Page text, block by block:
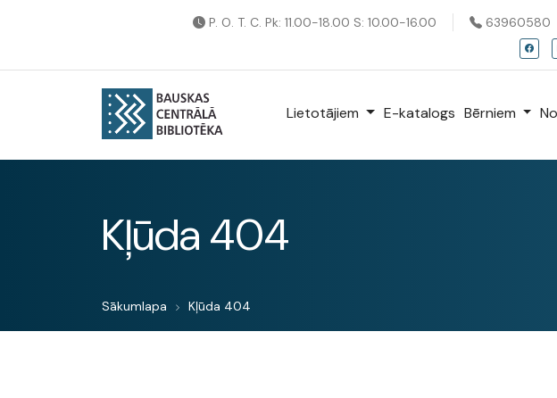
P. O. T. C. Pk: 11.00-18.00 S: 10.00-16.00 63960580
Lietotājiem E-katalogs Bērniem
Kļūda 404
Sākumlapa Kļūda 404